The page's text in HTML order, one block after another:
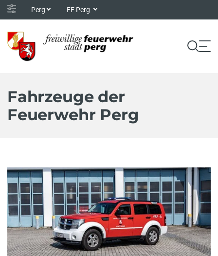
Perg FF Perg
Fahrzeuge der
Feuerwehr Perg